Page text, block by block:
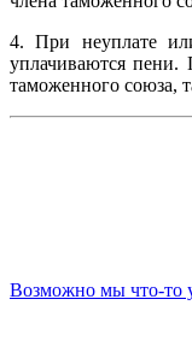
4. При неуплате
уплачиваются пени.
таможенного союза,
Возможно мы что-то